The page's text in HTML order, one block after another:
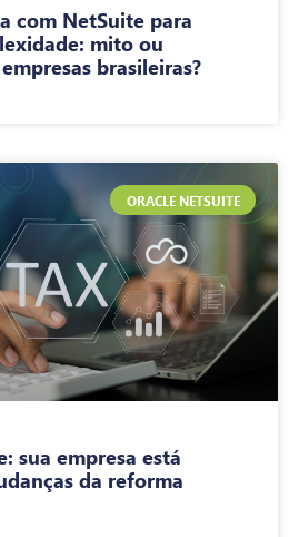
com NetSuite para
mito ou
brasileiras?
ORACLE NETSUITE
sua empresa está
da reforma